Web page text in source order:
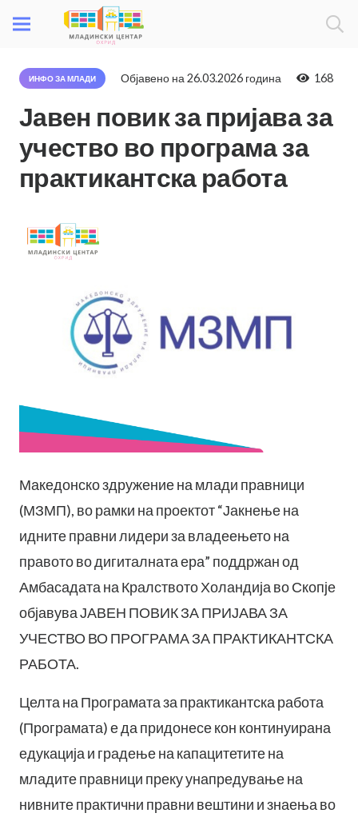
ИНФО ЗА МЛАДИ Објавено на26.03.2026 година 168
Јавен повик за пријава за
учество во програма за
практикантска работа
Македонско здружение на млади правници
(МЗМП), во рамки на проектот “Јакнење на
идните правни лидери за владеењето на
правото во дигиталната ера” поддржан од
Амбасадата на Кралството Холандија во Скопје
објавува ЈАВЕН ПОВИК ЗА ПРИЈАВА ЗА
УЧЕСТВО ВО ПРОГРАМА ЗА ПРАКТИКАНТСКА
РАБОТА.
Целта на Програмата за практикантска работа
(Програмата) е да придонесе кон континуирана
едукација и градење на капацитетите на
младите правници преку унапредување на
нивните практични правни вештини и знаења во